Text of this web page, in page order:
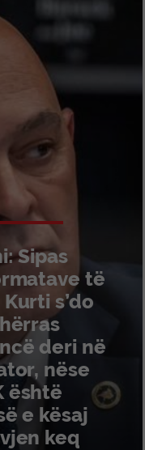
Sipas
të
s’do
deri në
nëse
është
e kësaj
keq